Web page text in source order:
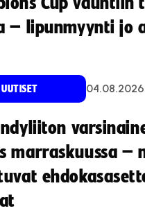
– lipunmyynti jo
UUTISET 04.08.2026
marraskuussa –